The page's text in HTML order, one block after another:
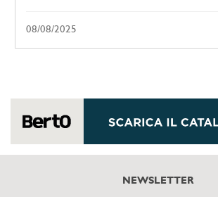
08/08/2025
NEWSLETTER